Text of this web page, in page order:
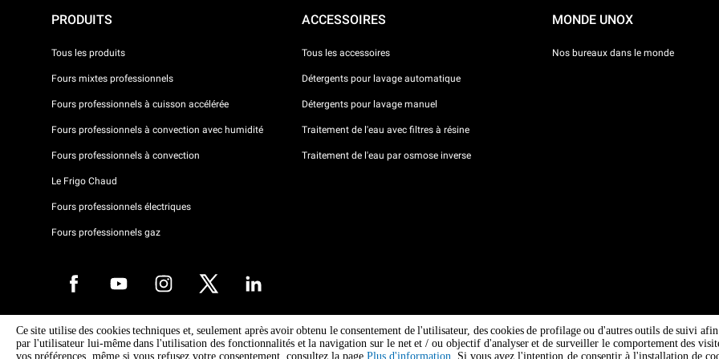
PRODUITS
Tous les produits
Fours mixtes professionnels
Fours professionnels à cuisson accélérée
Fours professionnels à convection avec humidité
Fours professionnels à convection
Le Frigo Chaud
Fours professionnels électriques
Fours professionnels gaz
ACCESSOIRES
Tous les accessoires
Détergents pour lavage automatique
Détergents pour lavage manuel
Traitement de l'eau avec filtres à résine
Traitement de l'eau par osmose inverse
MONDE UNOX
Nos bureaux dans le monde
Droits d'auteurt 2026 UNOX SpA Tous droits réservés. Reg.Papova n °
04230750285 - REA Padova 372835 - Cap. 5.000.000 € iv - P.IVA / CF
Ce site utilise des cookies techniques et, seulement après avoir obtenu le consentement de l'utilisateur, des cookies de profilage ou d'autres outils de suivi
par l'utilisateur lui-même dans l'utilisation des fonctionnalités et la navigation sur le net et / ou objectif d'analyser et de surveiller le comportement des
vos préférences, même si vous refusez votre consentement, consultez la pagePlus d'information . Si vous avez l'intention de consentir à l'installation de